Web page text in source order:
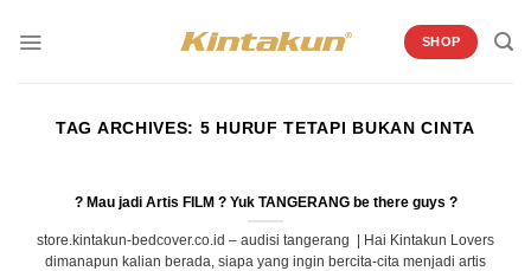
SHOP
TAG ARCHIVES: 5 HURUF TETAPI BUKAN CINTA
? Mau jadi Artis FILM ? Yuk TANGERANG be there guys ?
store.kintakun-bedcover.co.id – audisi tangerang | Hai Kintakun Lovers
dimanapun kalian berada, siapa yang ingin bercita-cita menjadi artis